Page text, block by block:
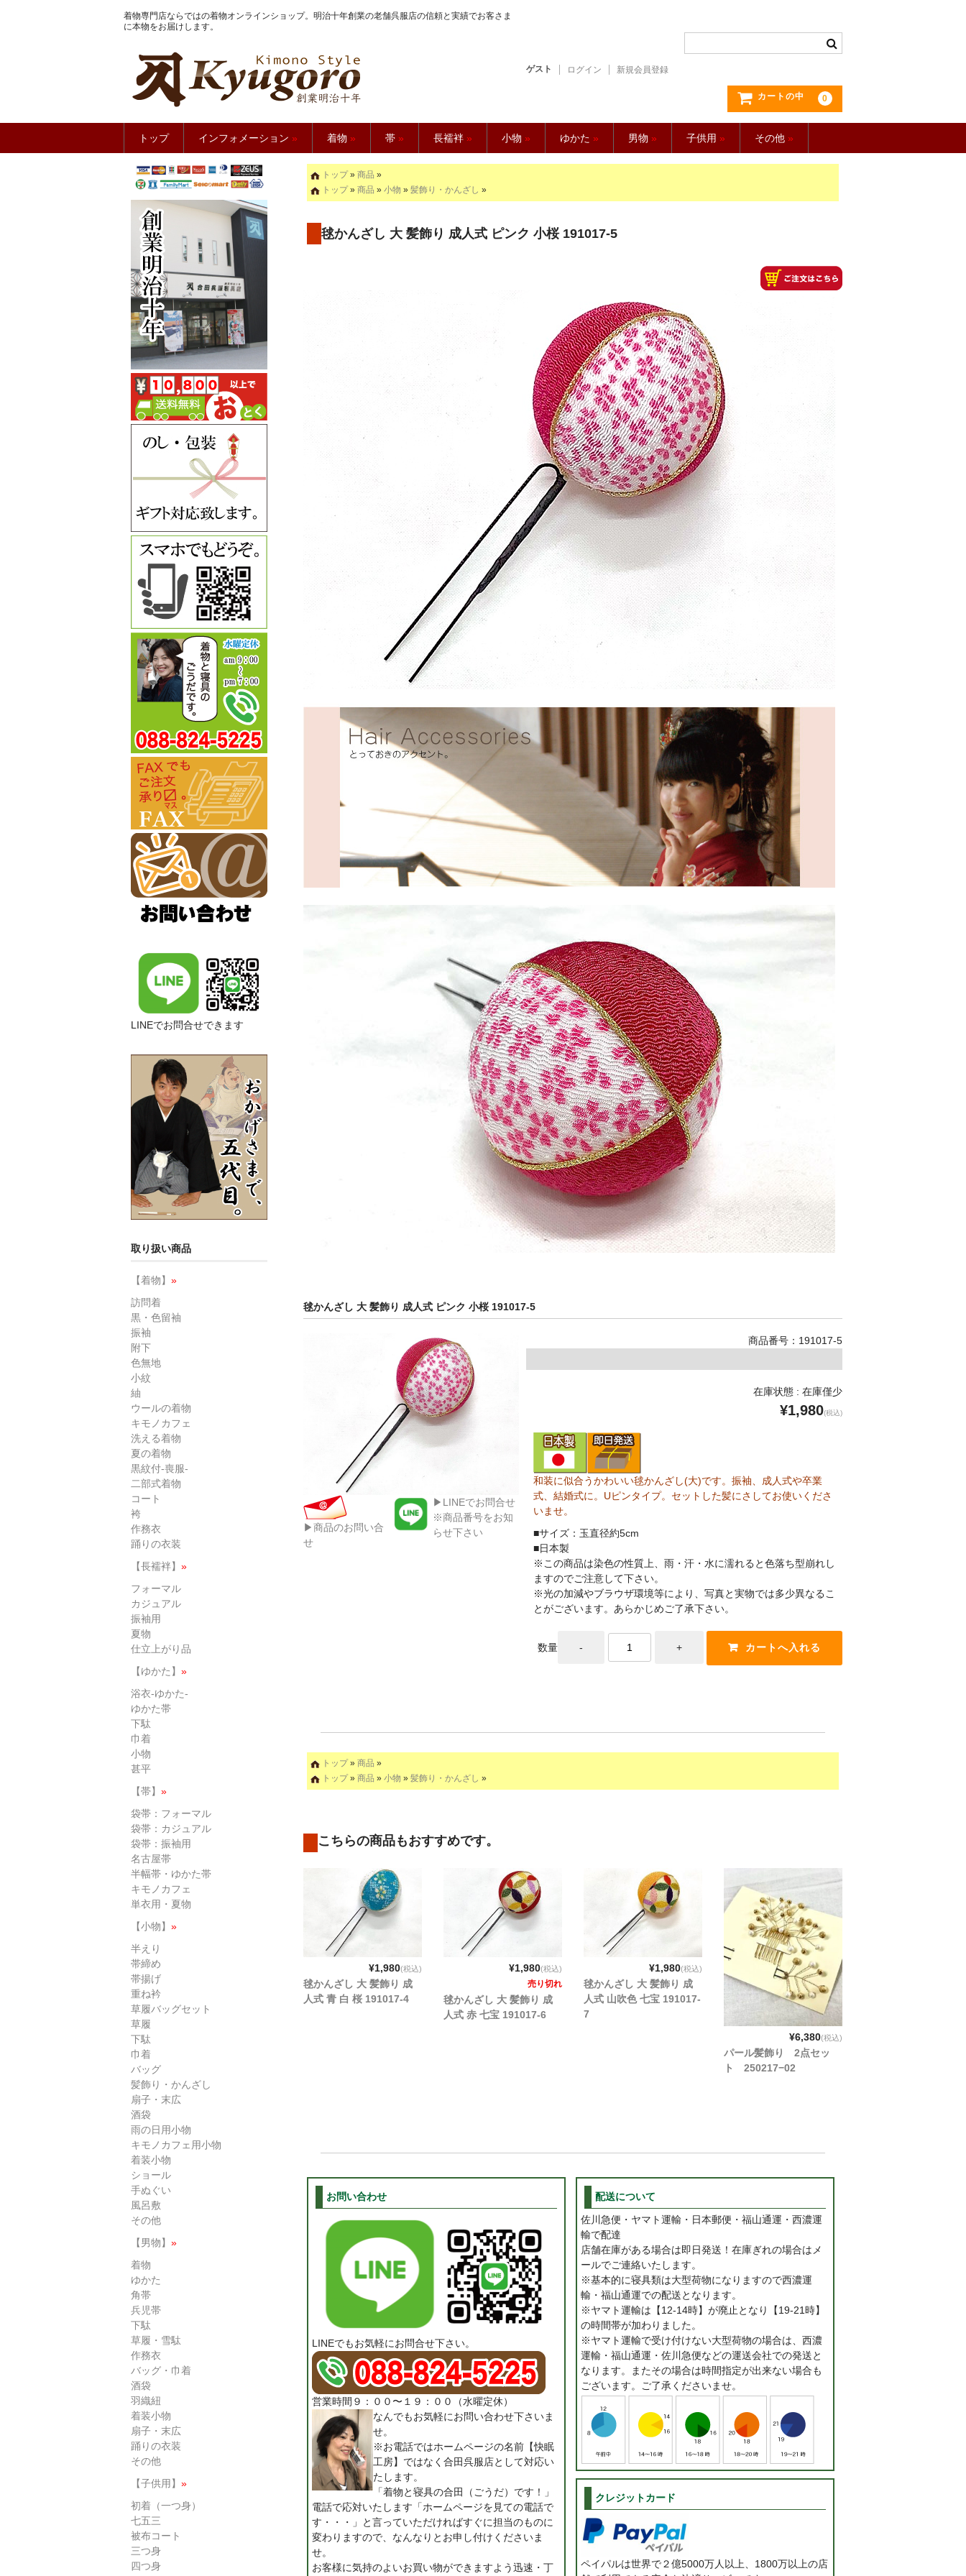
着物専門店ならではの着物オンラインショップ。明治十年創業の老舗呉服店の信頼と実績でお客さま
に本物をお届けします。
きもの館【久五郎】
ゲスト ログイン 新規会員登録
カートの中 0
トップ インフォメーション » 着物 » 帯 » 長襦袢 » 小物 » ゆかた » 男物 » 子供用 » その他 »
トップ» 商品 »
トップ» 商品 » 小物 » 髪飾り・かんざし »
毬かんざし 大 髪飾り 成人式 ピンク 小桜 191017-5
毬かんざし 大 髪飾り 成人式 ピンク 小桜 191017-5
▶商品のお問い合
せ
▶LINEでお問合せ
※商品番号をお知
らせ下さい
商品番号：191017-5
在庫状態 : 在庫僅少
¥1,980(税込)
和装に似合うかわいい毬かんざし(大)です。振袖、成人式や卒業
式、結婚式に。Uピンタイプ。セットした髪にさしてお使いくださ
いませ。
■サイズ：玉直径約5cm
■日本製
※この商品は染色の性質上、雨・汗・水に濡れると色落ち型崩れし
ますのでご注意して下さい。
※光の加減やブラウザ環境等により、写真と実物では多少異なるこ
とがございます。あらかじめご了承下さい。
数量
トップ» 商品 »
トップ» 商品 » 小物 » 髪飾り・かんざし »
こちらの商品もおすすめです。
¥1,980(税込)
毬かんざし 大 髪飾り 成
人式 青 白 桜 191017-4
¥1,980(税込)
売り切れ
毬かんざし 大 髪飾り 成
人式 赤 七宝 191017-6
¥1,980(税込)
毬かんざし 大 髪飾り 成
人式 山吹色 七宝 191017-
7
¥6,380(税込)
パール髪飾り 2点セッ
ト 250217−02
お問い合わせ
LINEでもお気軽にお問合せ下さい。
営業時間９：００〜１９：００（水曜定休）
なんでもお気軽にお問い合わせ下さいま
せ。
※お電話ではホームページの名前【快眠
工房】ではなく合田呉服店として対応い
たします。
「着物と寝具の合田（ごうだ）です！」
電話で応対いたします「ホームページを見ての電話で
す・・・」と言っていただければすぐに担当のものに
変わりますので、なんなりとお申し付けくださいま
せ。
お客様に気持のよいお買い物ができますよう迅速・丁
配送について
佐川急便・ヤマト運輸・日本郵便・福山通運・西濃運
輸で配達
店舗在庫がある場合は即日発送！在庫ぎれの場合はメ
ールでご連絡いたします。
※基本的に寝具類は大型荷物になりますので西濃運
輸・福山通運での配送となります。
※ヤマト運輸は【12-14時】が廃止となり【19-21時】
の時間帯が加わりました。
※ヤマト運輸で受け付けない大型荷物の場合は、西濃
運輸・福山通運・佐川急便などの運送会社での発送と
なります。またその場合は時間指定が出来ない場合も
ございます。ご了承くださいませ。
クレジットカード
ペイパルは世界で２億5000万人以上、1800万以上の店
LINEでお問合せできます
取り扱い商品
【着物】 »
訪問着
黒・色留袖
振袖
附下
色無地
小紋
紬
ウールの着物
キモノカフェ
洗える着物
夏の着物
黒紋付-喪服-
二部式着物
コート
袴
作務衣
踊りの衣装
【長襦袢】 »
フォーマル
カジュアル
振袖用
夏物
仕立上がり品
【ゆかた】 »
浴衣-ゆかた-
ゆかた帯
下駄
巾着
小物
甚平
【帯】 »
袋帯：フォーマル
袋帯：カジュアル
袋帯：振袖用
名古屋帯
半幅帯・ゆかた帯
キモノカフェ
単衣用・夏物
【小物】 »
半えり
帯締め
帯揚げ
重ね衿
草履バッグセット
草履
下駄
巾着
バッグ
髪飾り・かんざし
扇子・末広
酒袋
雨の日用小物
キモノカフェ用小物
着装小物
ショール
手ぬぐい
風呂敷
その他
【男物】 »
着物
ゆかた
角帯
兵児帯
下駄
草履・雪駄
作務衣
バッグ・巾着
酒袋
羽織紐
着装小物
扇子・末広
踊りの衣装
その他
【子供用】 »
初着（一つ身）
七五三
被布コート
三つ身
四つ身